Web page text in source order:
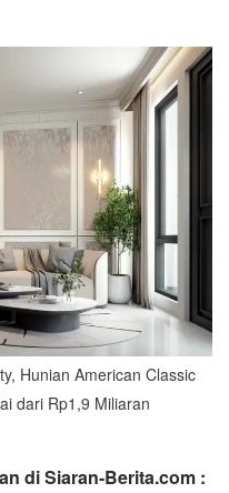
Hunian American Classic
dari Rp1,9 Miliaran
di Siaran-Berita.com :